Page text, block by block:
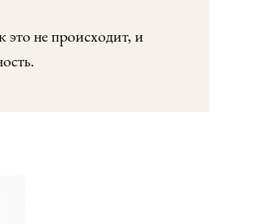
это не происходит, и